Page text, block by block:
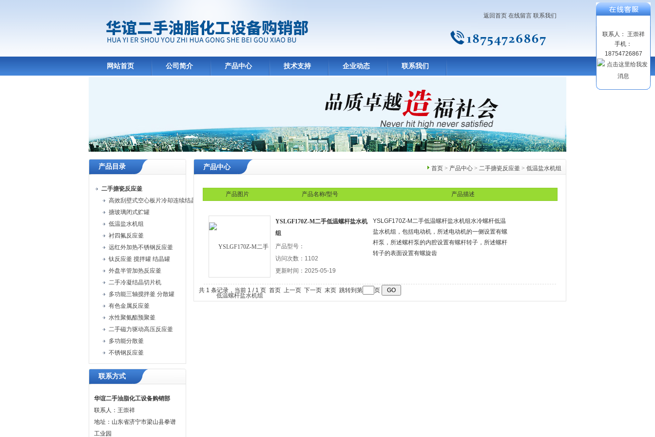
返回首页 在线留言 联系我们
网站首页 公司简介 产品中心 技术支持 企业动态 联系我们
产品目录
二手搪瓷反应釜
高效刮壁式空心板片冷却连续结晶机
搪玻璃闭式贮罐
低温盐水机组
衬四氟反应釜
远红外加热不锈钢反应釜
钛反应釜 搅拌罐 结晶罐
外盘半管加热反应釜
二手冷凝结晶切片机
多功能三轴搅拌釜 分散罐
有色金属反应釜
水性聚氨酯预聚釜
二手磁力驱动高压反应釜
多功能分散釜
不锈钢反应釜
联系方式
华谊二手油脂化工设备购销部
联系人：王崇祥
地址：山东省济宁市梁山县拳谱
工业园
首页 > 产品中心 > 二手搪瓷反应釜 > 低温盐水机组
产品中心
产品图片 产品名称/型号 产品描述
YSLGF170Z-M二手低温螺杆盐水机
组
产品型号：
访问次数：1102
更新时间：2025-05-19
YSLGF170Z-M二手低温螺杆盐水机组水冷螺杆低温
盐水机组，包括电动机，所述电动机的一侧设置有螺
杆泵，所述螺杆泵的内腔设置有螺杆转子，所述螺杆
转子的表面设置有螺旋齿
共 1 条记录，当前 1 / 1 页 首页 上一页 下一页 末页 跳转到第 页
联系人： 王崇祥
手机：
18754726867